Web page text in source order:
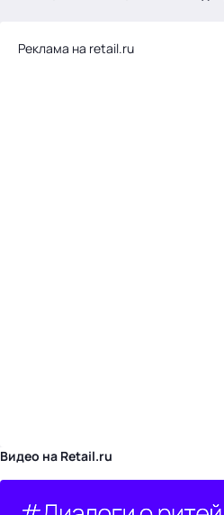
Реклама на retail.ru
Видео на Retail.ru